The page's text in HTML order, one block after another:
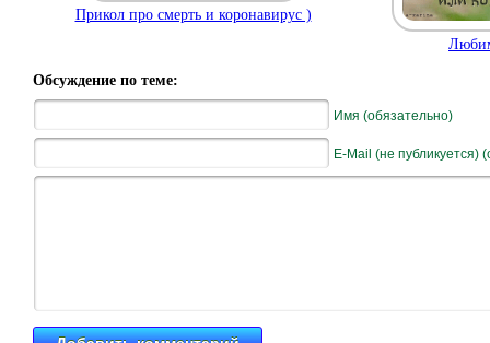
Прикол про смерть и коронавирус )
Обсуждение по теме:
Имя (обязательно)
E-Mail (не публикуется)